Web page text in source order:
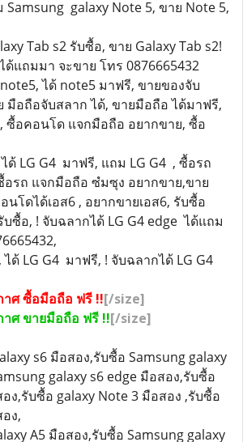
galaxy Note 5, ขาย Note 5,
Tab s2 รับซื้อ, ขาย Galaxy Tab s2!
ด้แถมมา จะขาย โทร 0876665432
ได้ note5 มาฟรี, ขายของจับ
มือถือจับสลาก ได้, ขายมือถือ ได้มาฟรี,
ซื้อคอนโด แจกมือถือ อยากขาย, ซื้อ
ด้ LG G4 มาฟรี, แถม LG G4 , ซื้อรถ
รถ แจกมือถือ ซํมซุง อยากขาย,ขาย
นโดได้เอส6 , อยากขายเอส6, รับซื้อ
บซื้อ, ! จับฉลากได้ LG G4 edge ได้แถม
ได้ LG G4 มาฟรี, ! จับฉลากได้ LG G4
าศ ซื้อมือถือ ฟรี !![/size]
าศ ขายมือถือ ฟรี !![/size]
s6 มือสอง,รับซื้อ Samsung galaxy
galaxy s6 edge มือสอง,รับซื้อ
ง,รับซื้อ galaxy Note 3 มือสอง ,รับซื้อ
ง,
A5 มือสอง,รับซื้อ Samsung galaxy